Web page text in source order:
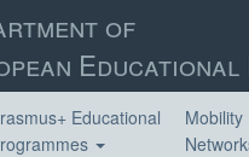
of
Educational
Educational
Mobility